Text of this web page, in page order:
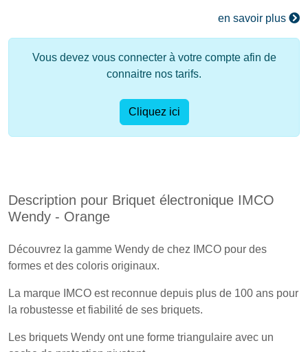
en savoir plus
Vous devez vous connecter à votre compte afin de
connaitre nos tarifs.
Cliquez ici
Description pour Briquet électronique IMCO
Wendy - Orange
Découvrez la gamme Wendy de chez IMCO pour des
formes et des coloris originaux.
La marque IMCO est reconnue depuis plus de 100 ans pour
la robustesse et fiabilité de ses briquets.
Les briquets Wendy ont une forme triangulaire avec un